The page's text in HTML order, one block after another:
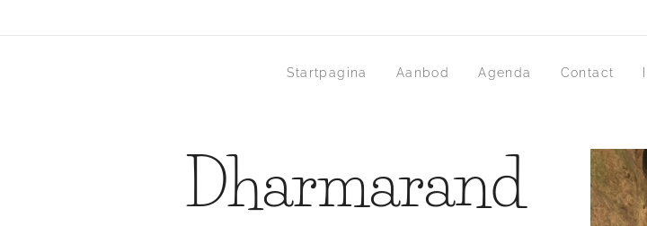
Startpagina Aanbod Agenda Contact
Dharmarand